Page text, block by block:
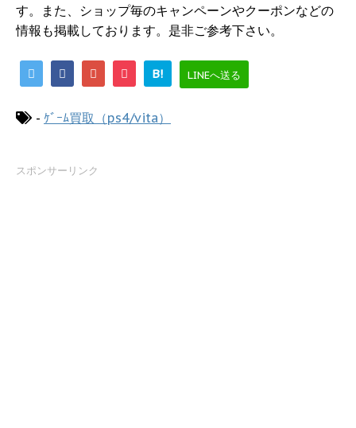
す。また、ショップ毎のキャンペーンやクーポンなどの
情報も掲載しております。是非ご参考下さい。
B! LINEへ送る
- ｹﾞｰﾑ買取（ps4/vita）
スポンサーリンク